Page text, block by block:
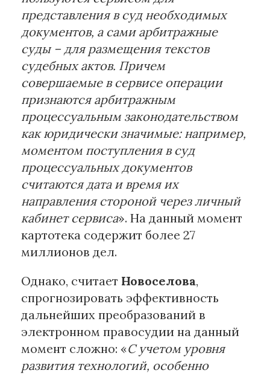
представления в суд необходимых
документов, а сами арбитражные
суды – для размещения текстов
судебных актов. Причем
совершаемые в сервисе операции
признаются арбитражным
процессуальным законодательством
как юридически значимые: например,
моментом поступления в суд
процессуальных документов
считаются дата и время их
направления стороной через личный
кабинет сервиса». На данный момент
картотека содержит более 27
миллионов дел.
Однако, считает Новоселова,
спрогнозировать эффективность
дальнейших преобразований в
электронном правосудии на данный
момент сложно: «С учетом уровня
развития технологий, особенно